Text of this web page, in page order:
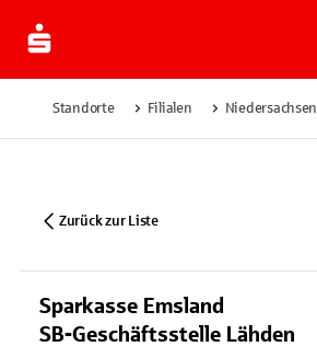
Standorte Filialen Niedersachsen
Zurück zur Liste
Sparkasse Emsland
SB-Geschäftsstelle Lähden